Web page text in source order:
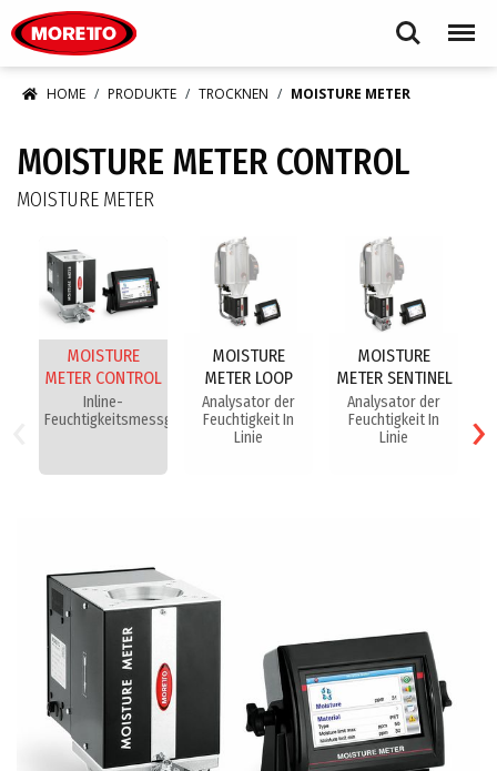
Search Menu
HOME PRODUKTE TROCKNEN MOISTURE METER
MOISTURE METER CONTROL
MOISTURE METER
MOISTURE
METER CONTROL
Inline-
Feuchtigkeitsmessgerät
MOISTURE
METER LOOP
Analysator der
Feuchtigkeit In
Linie
MOISTURE
METER SENTINEL
Analysator der
Feuchtigkeit In
Linie
›